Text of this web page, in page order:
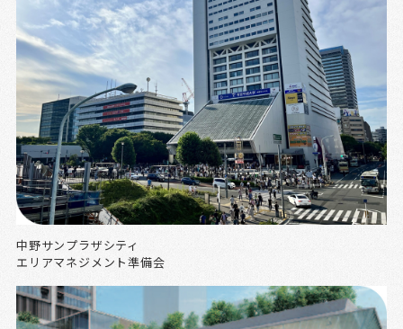
中野サンプラザシティ
エリアマネジメント準備会